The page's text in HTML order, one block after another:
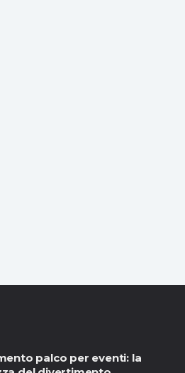
palco per eventi: la